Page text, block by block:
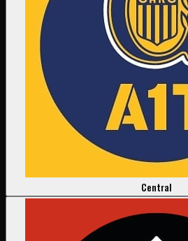
Central